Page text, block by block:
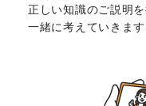
正しい知識のご説明
一緒に考えていきます